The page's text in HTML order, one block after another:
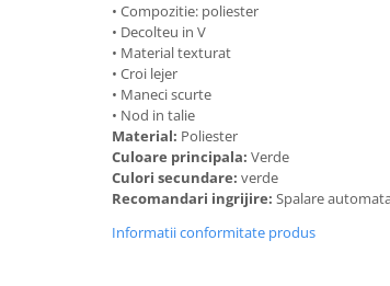
• Compozitie: poliester
• Decolteu in V
• Material texturat
• Croi lejer
• Maneci scurte
• Nod in talie
Material: Poliester
Culoare principala: Verde
Culori secundare: verde
Recomandari ingrijire: Spalare
Informatii conformitate produs